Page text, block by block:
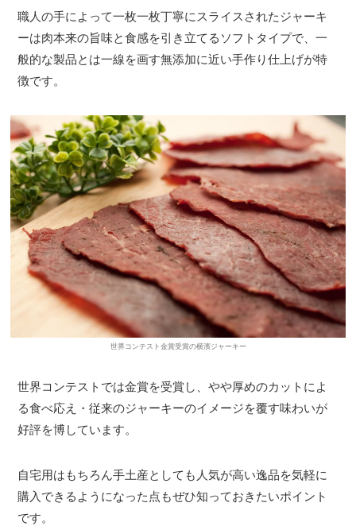
職人の手によって一枚一枚丁寧にスライスされたジャーキ
ーは肉本来の旨味と食感を引き立てるソフトタイプで、一
般的な製品とは一線を画す無添加に近い手作り仕上げが特
徴です。
世界コンテスト金賞受賞の横濱ジャーキー
世界コンテストでは金賞を受賞し、やや厚めのカットによ
る食べ応え・従来のジャーキーのイメージを覆す味わいが
好評を博しています。
自宅用はもちろん手土産としても人気が高い逸品を気軽に
購入できるようになった点もぜひ知っておきたいポイント
です。